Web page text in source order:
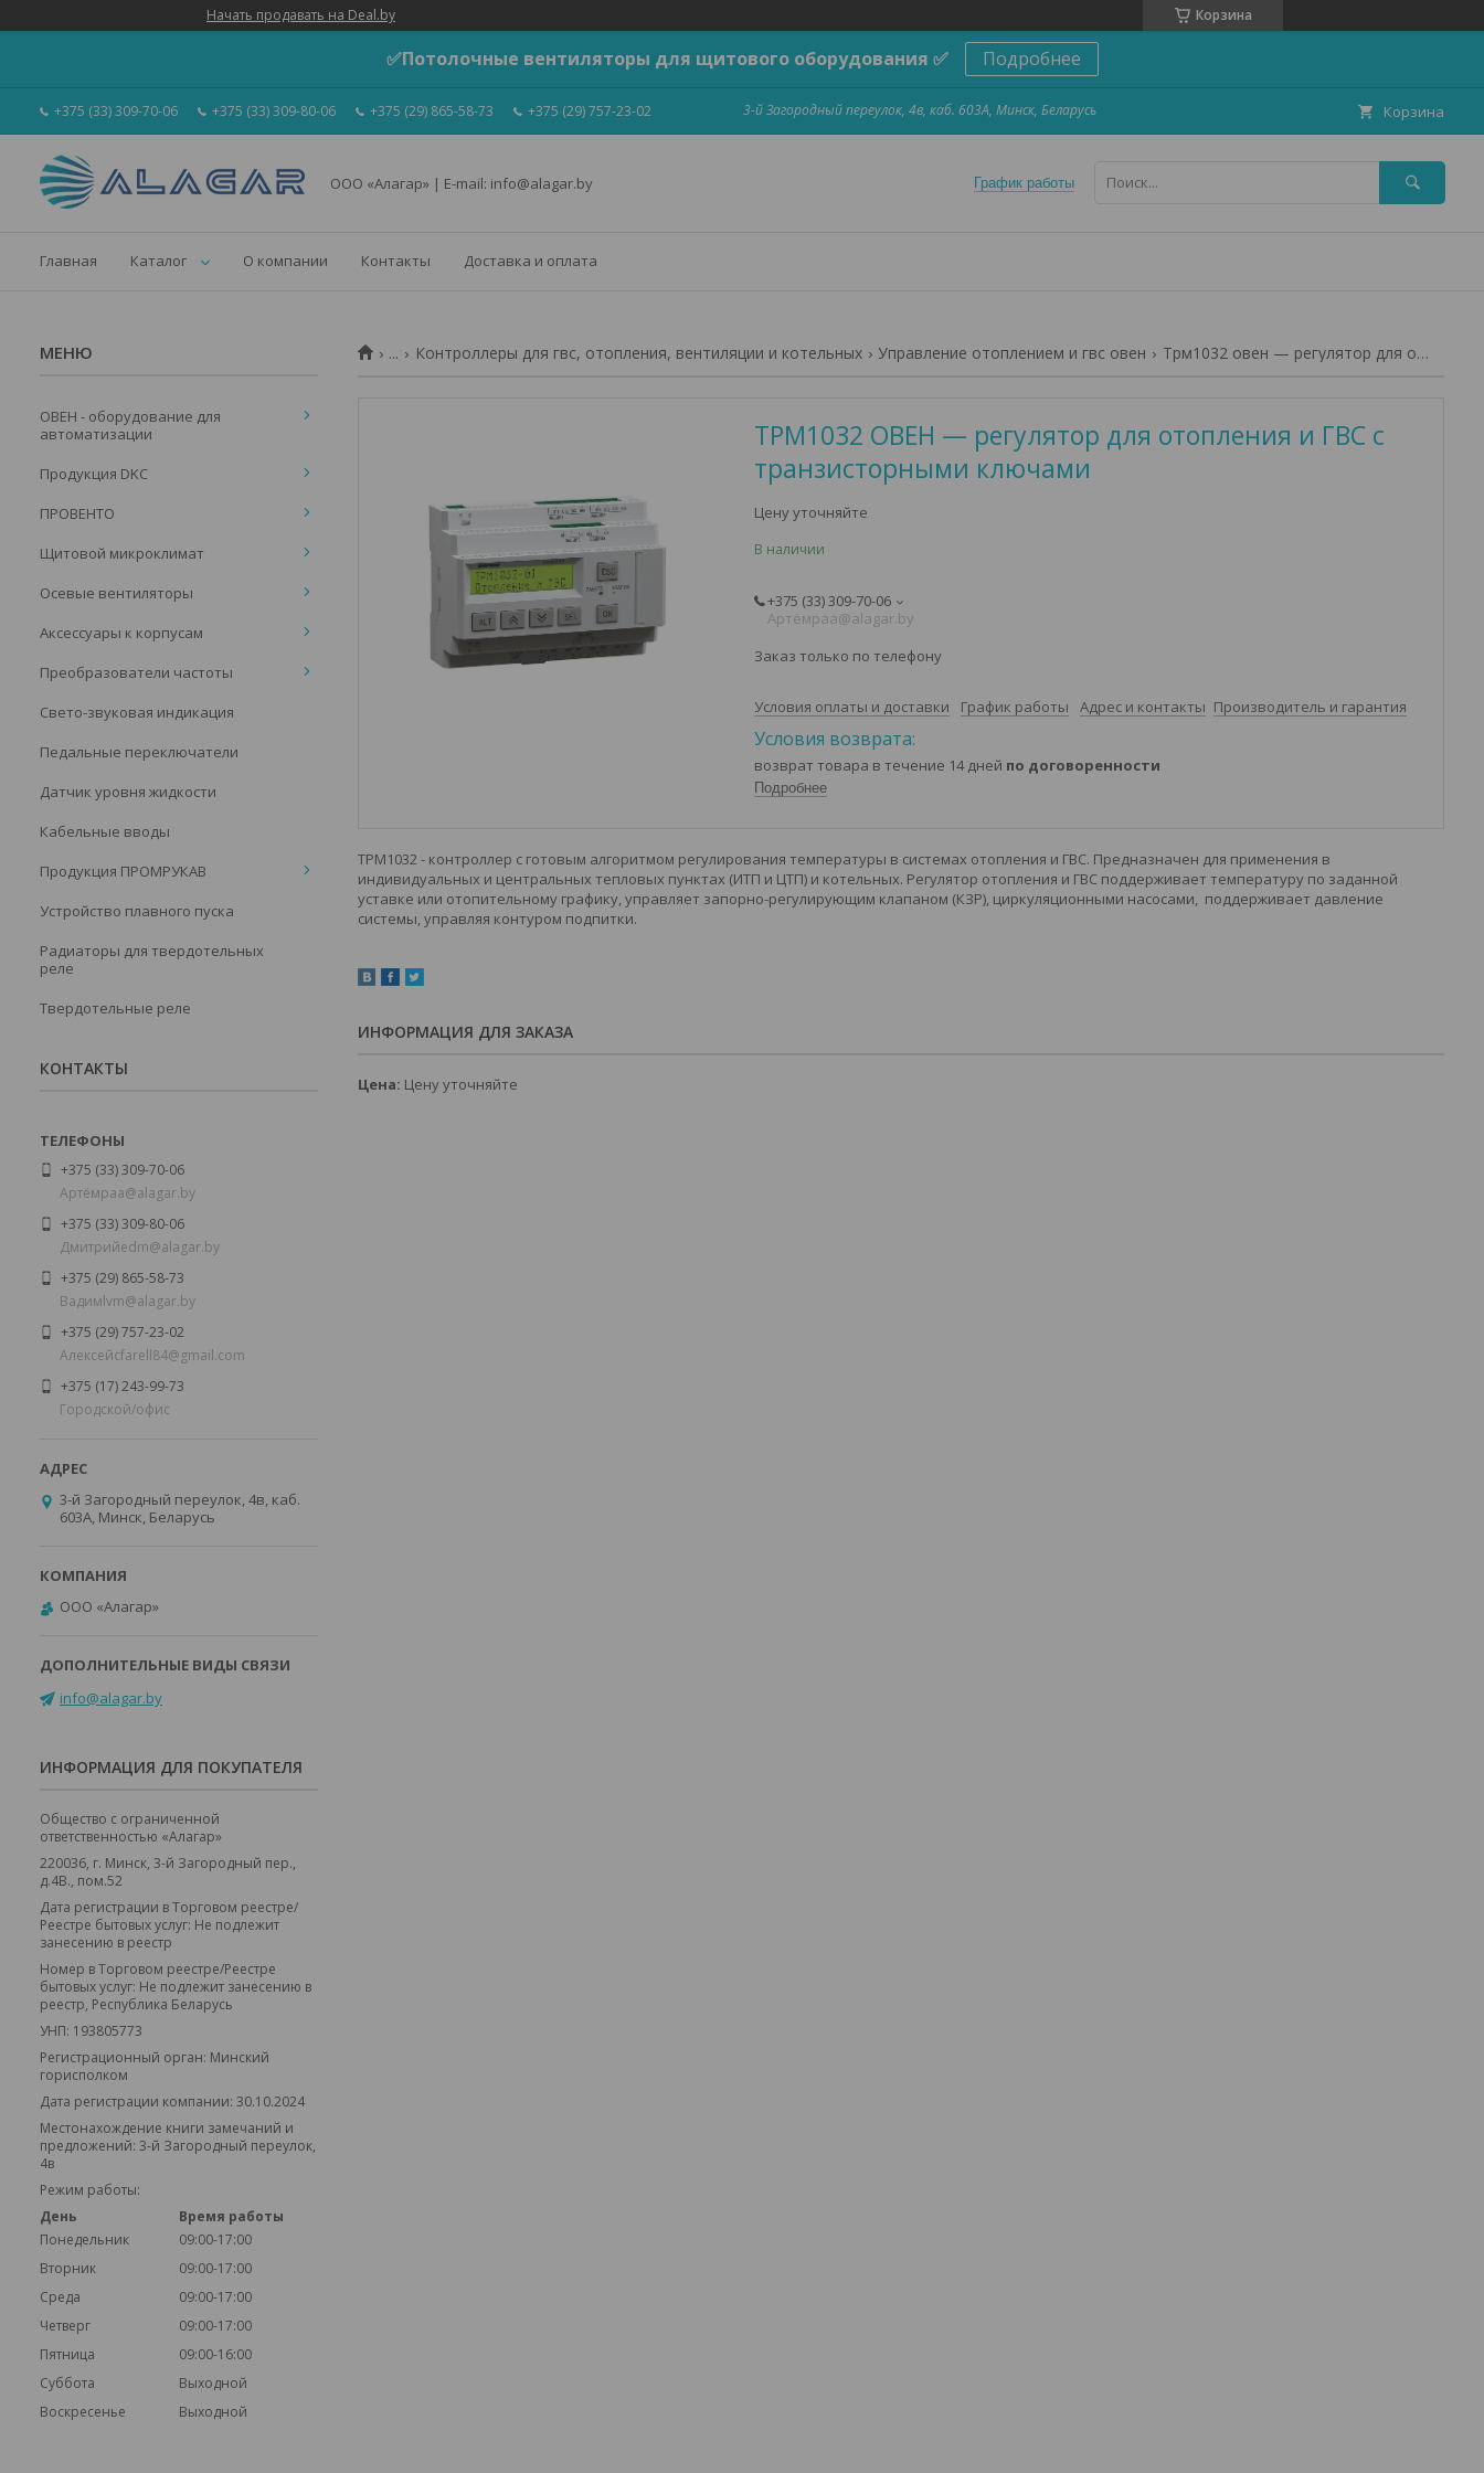
Начать продавать на Deal.by Корзина
✅Потолочные вентиляторы для щитового оборудования ✅ Подробнее
+375 (33) 309-70-06 +375 (33) 309-80-06 +375 (29) 865-58-73 +375 (29) 757-23-02 3-й Загородный переулок, 4в, каб. 603А, Минск, Беларусь Корзина
ООО «Алагар» | E-mail: info@alagar.by График работы
Главная Каталог О компании Контакты Доставка и оплата
... Контроллеры для гвс, отопления, вентиляции и котельных Управление отоплением и гвс овен Трм1032 овен — регулятор для отопления и гвс с транзисторными ключами
ТРМ1032 ОВЕН — регулятор для отопления и ГВС с
транзисторными ключами
Цену уточняйте
В наличии
+375 (33) 309-70-06
Артёмㅤㅤㅤpaa@alagar.by
Заказ только по телефону
Условия оплаты и доставки График работы Адрес и контакты Производитель и гарантия
возврат товара в течение 14 дней по договоренности
Подробнее
ТРМ1032 - контроллер с готовым алгоритмом регулирования температуры в системах отопления и ГВС. Предназначен для применения в
индивидуальных и центральных тепловых пунктах (ИТП и ЦТП) и котельных. Регулятор отопления и ГВС поддерживает температуру по заданной
уставке или отопительному графику, управляет запорно-регулирующим клапаном (КЗР), циркуляционными насосами, поддерживает давление
системы, управляя контуром подпитки.
ИНФОРМАЦИЯ ДЛЯ ЗАКАЗА
Цена: Цену уточняйте
ОВЕН - оборудование для
автоматизации
Продукция DKC
ПРОВЕНТО
Щитовой микроклимат
Осевые вентиляторы
Аксессуары к корпусам
Преобразователи частоты
Свето-звуковая индикация
Педальные переключатели
Датчик уровня жидкости
Кабельные вводы
Продукция ПРОМРУКАВ
Устройство плавного пуска
Радиаторы для твердотельных
реле
Твердотельные реле
КОНТАКТЫ
+375 (33) 309-70-06
Артёмㅤㅤㅤpaa@alagar.by
+375 (33) 309-80-06
Дмитрийㅤㅤedm@alagar.by
+375 (29) 865-58-73
Вадимㅤㅤㅤlvm@alagar.by
+375 (29) 757-23-02
Алексейㅤㅤcfarell84@gmail.com
+375 (17) 243-99-73
Городской/офис
3-й Загородный переулок, 4в, каб.
603А, Минск, Беларусь
ООО «Алагар»
info@alagar.by
ИНФОРМАЦИЯ ДЛЯ ПОКУПАТЕЛЯ
Общество с ограниченной
ответственностью «Алагар»
220036, г. Минск, 3-й Загородный пер.,
д.4В., пом.52
Дата регистрации в Торговом реестре/
Реестре бытовых услуг: Не подлежит
занесению в реестр
Номер в Торговом реестре/Реестре
бытовых услуг: Не подлежит занесению в
реестр, Республика Беларусь
УНП: 193805773
Регистрационный орган: Минский
горисполком
Дата регистрации компании: 30.10.2024
Местонахождение книги замечаний и
предложений: 3-й Загородный переулок,
4в
Режим работы:
День
Время работы
Понедельник
09:00-17:00
Вторник
09:00-17:00
Среда
09:00-17:00
Четверг
09:00-17:00
Пятница
09:00-16:00
Суббота
Выходной
Воскресенье
Выходной